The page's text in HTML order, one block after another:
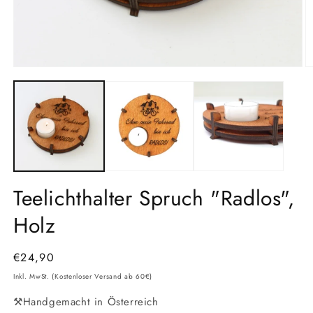
1
Modal
öffnen
Teelichthalter Spruch "Radlos",
Holz
Normaler
Preis
€24,90
Inkl. MwSt. (Kostenloser Versand ab 60€)
⚒️Handgemacht in Österreich